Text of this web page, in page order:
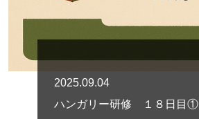
2025.09.04
ハンガリー研修 １８日目①